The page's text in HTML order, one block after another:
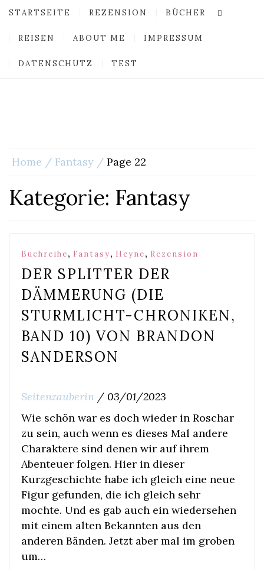
STARTSEITE REZENSION BÜCHER
REISEN ABOUT ME IMPRESSUM
DATENSCHUTZ TEST
Home Fantasy Page 22
Kategorie: Fantasy
Buchreihe, Fantasy, Heyne, Rezension
DER SPLITTER DER
DÄMMERUNG (DIE
STURMLICHT-CHRONIKEN,
BAND 10) VON BRANDON
SANDERSON
Seitenzauberin / 03/01/2023
Wie schön war es doch wieder in Roschar
zu sein, auch wenn es dieses Mal andere
Charaktere sind denen wir auf ihrem
Abenteuer folgen. Hier in dieser
Kurzgeschichte habe ich gleich eine neue
Figur gefunden, die ich gleich sehr
mochte. Und es gab auch ein wiedersehen
mit einem alten Bekannten aus den
anderen Bänden. Jetzt aber mal im groben
um…